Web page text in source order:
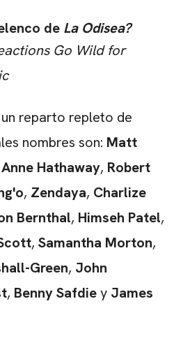
de La Odisea?
reparto repleto de
nombres son: Matt
Anne Hathaway, Robert
, Zendaya, Charlize
Bernthal, Himseh Patel,
, Samantha Morton,
Green, John
, Benny Safdiey James